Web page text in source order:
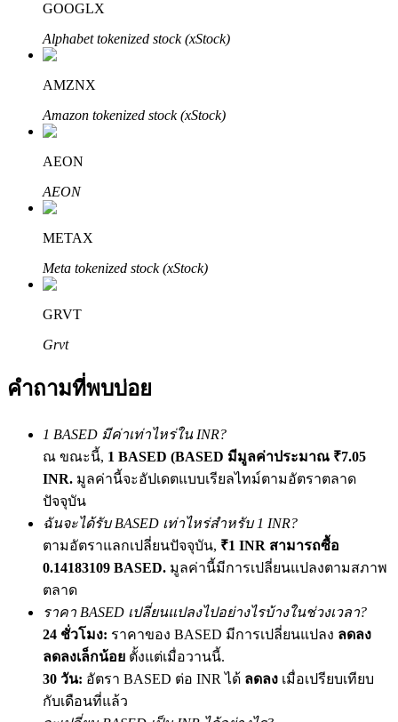
พันธมิตร Bitrue
มากถึง 65% คอมมิชชั่น!
เชิญเพื่อนเพื่อรับรางวัลเงินสด
BTC Welcome Rewards
BTC Welcome Rewards
Deposit & Trade BTC to Share 25000 USDT prize pool!
Deposit CASHCAT & Win
GOOGLX
Alphabet tokenized stock (xStock)
AMZNX
Amazon tokenized stock (xStock)
AEON
AEON
METAX
Meta tokenized stock (xStock)
GRVT
Grvt
คำถามที่พบบ่อย
1 BASED มีค่าเท่าไหร่ใน INR?
ณ ขณะนี้, 1 BASED (BASED มีมูลค่าประมาณ ₹7.05
INR. มูลค่านี้จะอัปเดตแบบเรียลไทม์ตามอัตราตลาด
ปัจจุบัน
ฉันจะได้รับ BASED เท่าไหร่สำหรับ 1 INR?
ตามอัตราแลกเปลี่ยนปัจจุบัน, ₹1 INR สามารถซื้อ
0.14183109 BASED. มูลค่านี้มีการเปลี่ยนแปลงตามสภาพ
ตลาด
ราคา BASED เปลี่ยนแปลงไปอย่างไรบ้างในช่วงเวลา?
24 ชั่วโมง: ราคาของ BASED มีการเปลี่ยนแปลง ลดลง
ลดลงเล็กน้อย ตั้งแต่เมื่อวานนี้.
30 วัน: อัตรา BASED ต่อ INR ได้ ลดลง เมื่อเปรียบเทียบ
กับเดือนที่แล้ว